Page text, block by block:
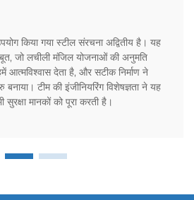
किया गया स्टील संरचना अद्वितीय है। यह
जो लचीली मंजिल योजनाओं की अनुमति
आत्मविश्वास देता है, और सटीक निर्माण ने
टीम की इंजीनियरिंग विशेषज्ञता ने यह
मानकों को पूरा करती है।